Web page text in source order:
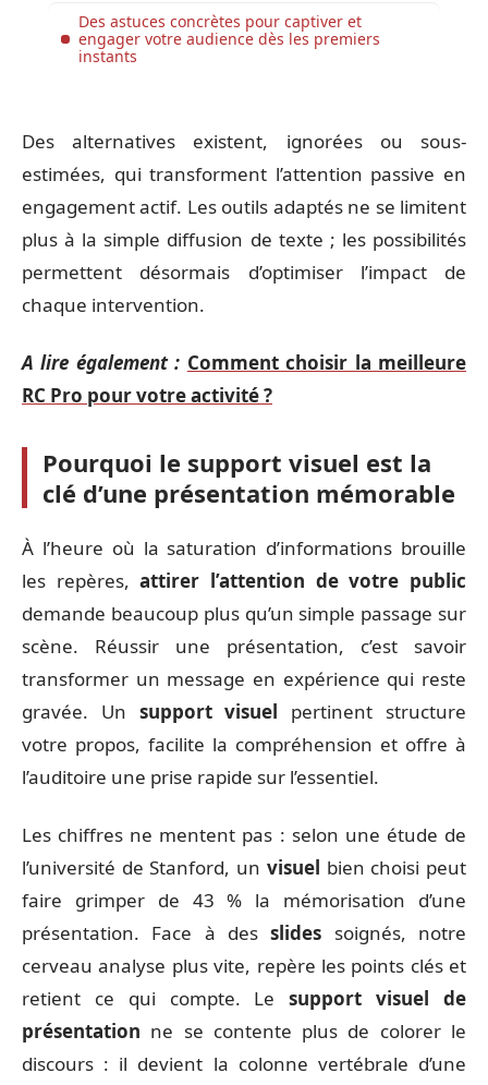
Des astuces concrètes pour captiver et
engager votre audience dès les premiers
instants
Des alternatives existent, ignorées ou sous-
estimées, qui transforment l’attention passive en
engagement actif. Les outils adaptés ne se limitent
plus à la simple diffusion de texte ; les possibilités
permettent désormais d’optimiser l’impact de
chaque intervention.
A lire également : Comment choisir la meilleure
RC Pro pour votre activité ?
Pourquoi le support visuel est la
clé d’une présentation mémorable
À l’heure où la saturation d’informations brouille
les repères,attirer l’attention de votre public
demande beaucoup plus qu’un simple passage sur
scène. Réussir une présentation, c’est savoir
transformer un message en expérience qui reste
gravée. Un support visuel pertinent structure
votre propos, facilite la compréhension et offre à
l’auditoire une prise rapide sur l’essentiel.
Les chiffres ne mentent pas : selon une étude de
l’université de Stanford, un visuel bien choisi peut
faire grimper de 43 % la mémorisation d’une
présentation. Face à desslides soignés, notre
cerveau analyse plus vite, repère les points clés et
retient ce qui compte. Lesupport visuel de
présentation ne se contente plus de colorer le
discours : il devient la colonne vertébrale d’une